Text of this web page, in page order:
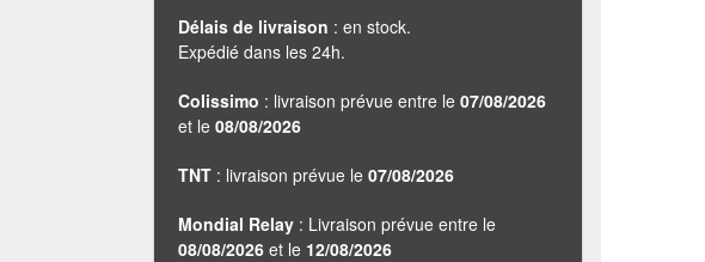
Délais de livraison : en stock.
Expédié dans les 24h.
Colissimo : livraison prévue entre le 07/08/2026
et le 08/08/2026
TNT : livraison prévue le 07/08/2026
Mondial Relay : Livraison prévue entre le
08/08/2026 et le 12/08/2026